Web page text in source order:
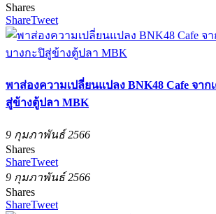
Shares
ShareTweet
พาส่องความเปลี่ยนแปลง BNK48 Cafe จาก
สู่ข้างตู้ปลา MBK
9 กุมภาพันธ์ 2566
Shares
ShareTweet
9 กุมภาพันธ์ 2566
Shares
ShareTweet